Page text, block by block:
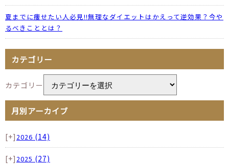
夏までに痩せたい人必見!!無理なダイエットはかえって逆効果？今や
るべきこととは？
カテゴリー
カテゴリー
月別アーカイブ
[+] 2026 (14)
[+] 2025 (27)